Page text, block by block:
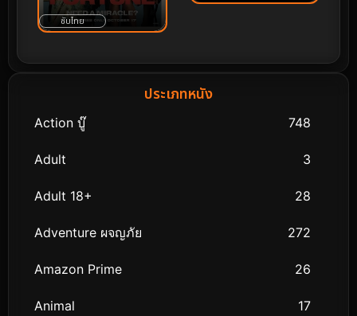
ซับไทย
ประเภทหนัง
Action บู๊ 748
Adult 3
Adult 18+ 28
Adventure ผจญภัย 272
Amazon Prime 26
Animal 17